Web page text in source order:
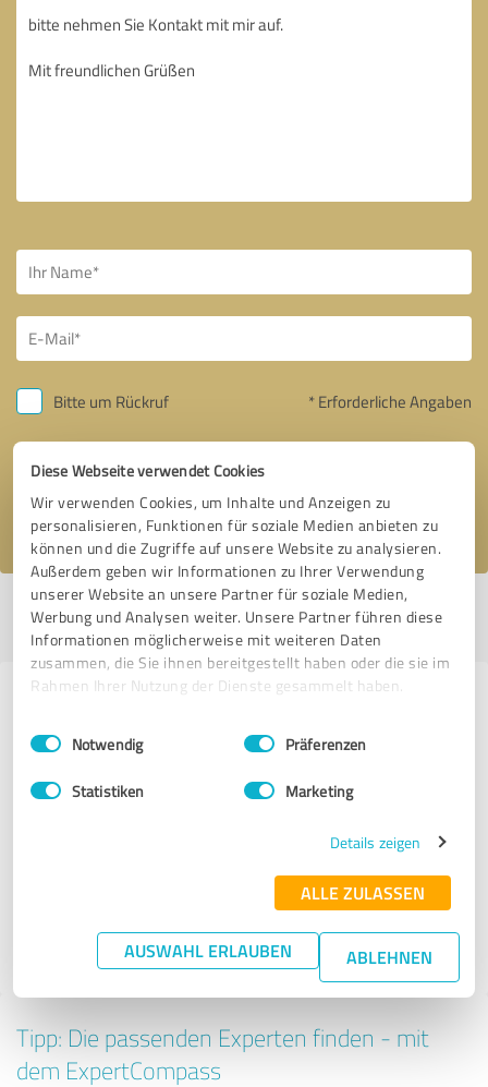
Diese Webseite verwendet Cookies
Wir verwenden Cookies, um Inhalte und Anzeigen zu
personalisieren, Funktionen für soziale Medien anbieten zu
können und die Zugriffe auf unsere Website zu analysieren.
Außerdem geben wir Informationen zu Ihrer Verwendung
unserer Website an unsere Partner für soziale Medien,
Werbung und Analysen weiter. Unsere Partner führen diese
Informationen möglicherweise mit weiteren Daten
zusammen, die Sie ihnen bereitgestellt haben oder die sie im
Rahmen Ihrer Nutzung der Dienste gesammelt haben.
Impressum Datenschutzbestimmungen
Einwilligungsauswahl
Notwendig Präferenzen
Statistiken Marketing
Details zeigen
ALLE ZULASSEN
AUSWAHL ERLAUBEN ABLEHNEN
Bitte um Rückruf * Erforderliche Angaben
Nachricht senden
Ich stimme den Datenschutzbestimmungenzu.
Profil aktiv seit 05.11.2020 |Letzte Aktualisierung: 29.05.2026|Profil
melden
Anbietern aus dem Bereich Social
5.00 von 5
Tipp: Die passenden Experten finden - mit
dem ExpertCompass